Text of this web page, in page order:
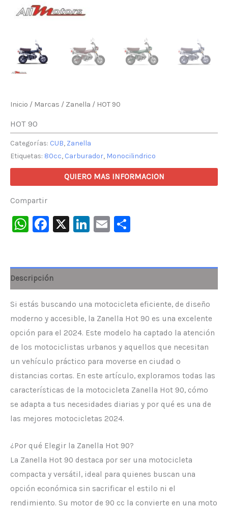
Inicio / Marcas / Zanella / HOT 90
HOT 90
Categorías: CUB, Zanella
Etiquetas: 80cc, Carburador, Monocilindrico
QUIERO MAS INFORMACION
Compartir
WhatsApp
Facebook
X LinkedIn
Email
Descripción
Si estás buscando una motocicleta eficiente, de diseño
moderno y accesible, la Zanella Hot 90 es una excelente
opción para el 2024. Este modelo ha captado la atención
de los motociclistas urbanos y aquellos que necesitan
un vehículo práctico para moverse en ciudad o
distancias cortas. En este artículo, exploramos todas las
características de la motocicleta Zanella Hot 90, cómo
se adapta a tus necesidades diarias y por qué es una de
las mejores motocicletas 2024.
¿Por qué Elegir la Zanella Hot 90?
La Zanella Hot 90 destaca por ser una motocicleta
compacta y versátil, ideal para quienes buscan una
opción económica sin sacrificar el estilo ni el
rendimiento. Su motor de 90 cc la convierte en una moto